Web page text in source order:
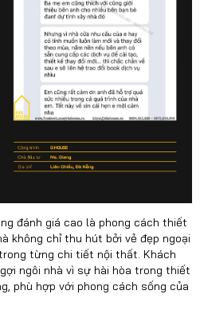
đánh giá cao là phong cách thiết
không chỉ thu hút bởi vẻ đẹp ngoại
từng chi tiết nội thất. Khách
ngôi nhà vì sự hài hòa trong thiết
phù hợp với phong cách sống của